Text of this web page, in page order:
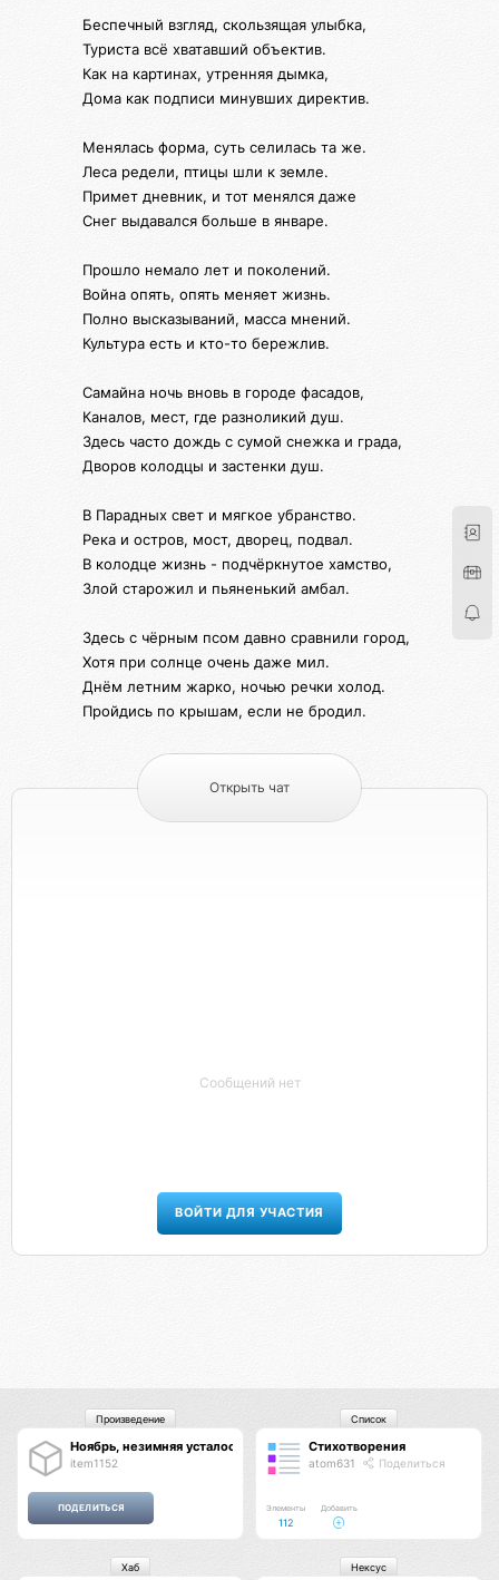
Беспечный взгляд, скользящая улыбка,
Туриста всё хватавший объектив.
Как на картинах, утренняя дымка,
Дома как подписи минувших директив.
Менялась форма, суть селилась та же.
Леса редели, птицы шли к земле.
Приме‌т дневник, и тот менялся даже
Снег выдавался больше в январе.
Прошло немало лет и поколений.
Война опять, опять меняет жизнь.
Полно высказываний, масса мнений.
Культура есть и кто-то бережлив.
Самайна ночь вновь в городе фасадов,
Каналов, мест, где разноликий душ.
Здесь часто дождь с сумой снежка и града,
Дворов колодцы и застенки душ.
В Парадных свет и мягкое убранство.
Река и остров, мост, дворец, подвал.
В колодце жизнь - подчёркнутое хамство,
Злой старожил и пьяненький амбал.
Здесь с чёрным псом давно сравнили город,
Хотя при солнце очень даже мил.
Днём летним жарко, ночью речки холод.
Пройдись по крышам, если не бродил.
Открыть чат
Сообщений нет
ВОЙТИ ДЛЯ УЧАСТИЯ
Ноябрь, незимняя усталость, Питер
item1152
Произведение
Стихотворения
atom631 Поделиться
Элементы
112
Добавить
Список
Хаб Нексус